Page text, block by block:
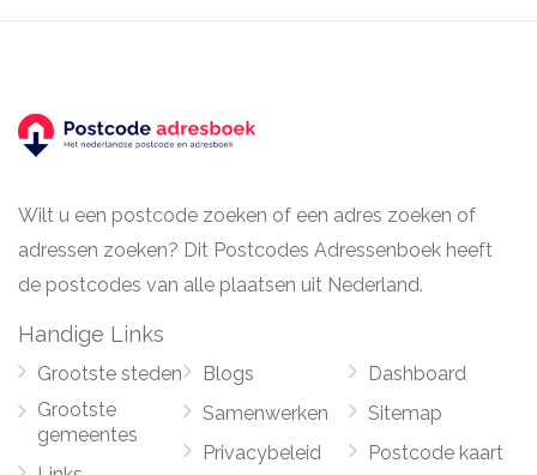
Wilt u een postcode zoeken of een adres zoeken of
adressen zoeken? Dit Postcodes Adressenboek heeft
de postcodes van alle plaatsen uit Nederland.
Handige Links
Grootste steden
Grootste
gemeentes
Blogs
Samenwerken
Privacybeleid
Dashboard
Sitemap
Postcode kaart